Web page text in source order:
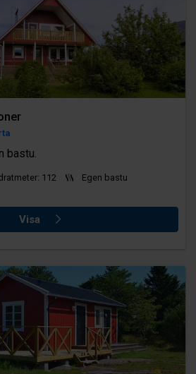
bastu.
112
Egen bastu
Visa